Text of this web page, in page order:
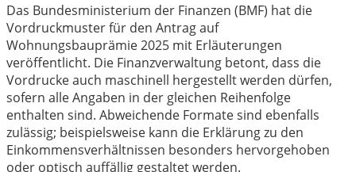
Das Bundesministerium der Finanzen (BMF) hat die
Vordruckmuster für den Antrag auf
Wohnungsbauprämie 2025 mit Erläuterungen
veröffentlicht. Die Finanzverwaltung betont, dass die
Vordrucke auch maschinell hergestellt werden dürfen,
sofern alle Angaben in der gleichen Reihenfolge
enthalten sind. Abweichende Formate sind ebenfalls
zulässig; beispielsweise kann die Erklärung zu den
Einkommensverhältnissen besonders hervorgehoben
oder optisch auffällig gestaltet werden.